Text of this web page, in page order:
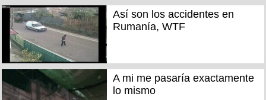
Así son los accidentes en
Rumanía, WTF
A mi me pasaría exactamente
lo mismo